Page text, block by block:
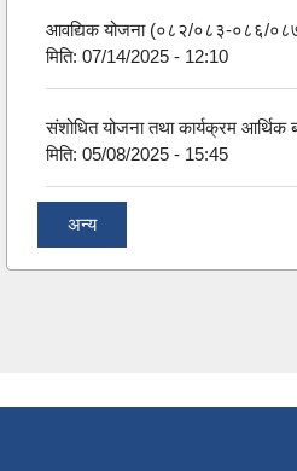
आवद्यिक योजना (०८२/०८३-०८६/
मिति:07/14/2025 - 12:10
संशोधित योजना तथा कार्यक्रम
मिति:05/08/2025 - 15:45
अन्य